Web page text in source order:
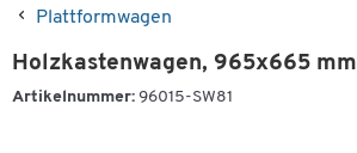
Plattformwagen
Holzkastenwagen, 965x665 mm
Artikelnummer: 96015-SW81